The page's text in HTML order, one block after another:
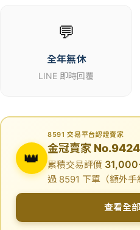
💬
全年無休
LINE 即時回覆
👑
8591 交易平台認證賣家
金冠賣家
累積交易評價
過 8591 下單（額外手
查看全